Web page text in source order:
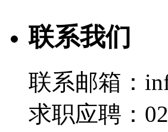
联系我们
联系邮箱：
求职应聘：